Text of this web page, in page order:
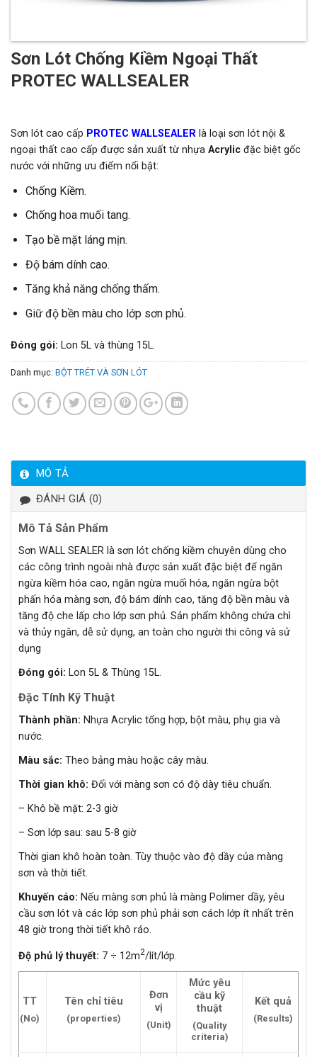
Sơn Lót Chống Kiềm Ngoại Thất
PROTEC WALLSEALER
Sơn lót cao cấp PROTEC WALLSEALER là loại sơn lót nội &
ngoại thất cao cấp được sản xuất từ nhựa Acrylic đặc biệt gốc
nước với những ưu điểm nổi bật:
Chống Kiềm.
Chống hoa muối tang.
Tạo bề mặt láng mịn.
Độ bám dính cao.
Tăng khả năng chống thấm.
Giữ độ bền màu cho lớp sơn phủ.
Đóng gói: Lon 5L và thùng 15L.
Danh mục: BỘT TRÉT VÀ SƠN LÓT
MÔ TẢ
ĐÁNH GIÁ (0)
Mô Tả Sản Phẩm
Sơn WALL SEALER là sơn lót chống kiềm chuyên dùng cho
các công trình ngoài nhà được sản xuất đặc biệt để ngăn
ngừa kiềm hóa cao, ngăn ngừa muối hóa, ngăn ngừa bột
phấn hóa màng sơn, độ bám dính cao, tăng độ bền màu và
tăng độ che lấp cho lớp sơn phủ. Sản phẩm không chứa chì
và thủy ngân, dễ sử dụng, an toàn cho người thi công và sử
dụng
Đóng gói: Lon 5L & Thùng 15L.
Đặc Tính Kỹ Thuật
Thành phần: Nhựa Acrylic tổng hợp, bột màu, phụ gia và
nước.
Màu sắc: Theo bảng màu hoặc cây màu.
Thời gian khô: Đối với màng sơn có độ dày tiêu chuẩn.
– Khô bề mặt: 2-3 giờ
– Sơn lớp sau: sau 5-8 giờ
Thời gian khô hoàn toàn. Tùy thuộc vào độ dầy của màng
sơn và thời tiết.
Khuyến cáo: Nếu màng sơn phủ là màng Polimer dầy, yêu
cầu sơn lót và các lớp sơn phủ phải sơn cách lớp ít nhất trên
48 giờ trong thời tiết khô ráo.
Độ phủ lý thuyết: 7 ÷ 12m2/lít/lớp.
TT
(No)
Tên chỉ tiêu
(properties)
Đơn
vị
(Unit)
Mức yêu
cầu kỹ
thuật
(Quality
criteria)
Kết quả
(Results)